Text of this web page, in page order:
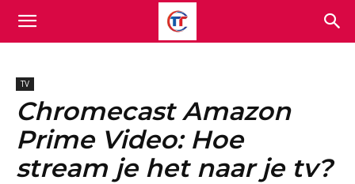
TV
Chromecast Amazon
Prime Video: Hoe
stream je het naar je tv?